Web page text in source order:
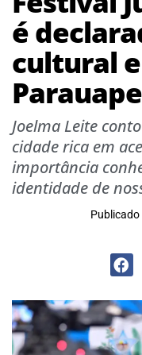
é
cultural
Joelma Leite
cidade rica em
importância
identidade de
Publicado